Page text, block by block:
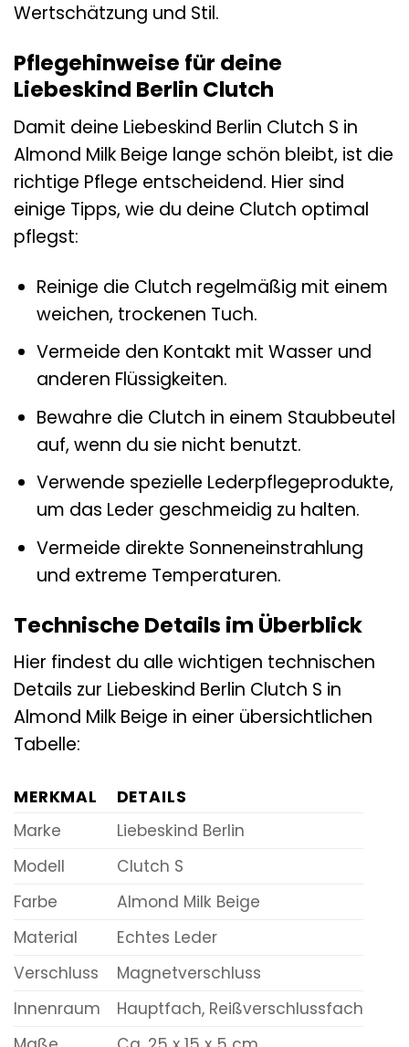
Wertschätzung und Stil.
Pflegehinweise für deine
Liebeskind Berlin Clutch
Damit deine Liebeskind Berlin Clutch S in
Almond Milk Beige lange schön bleibt, ist die
richtige Pflege entscheidend. Hier sind
einige Tipps, wie du deine Clutch optimal
pflegst:
Reinige die Clutch regelmäßig mit einem
weichen, trockenen Tuch.
Vermeide den Kontakt mit Wasser und
anderen Flüssigkeiten.
Bewahre die Clutch in einem Staubbeutel
auf, wenn du sie nicht benutzt.
Verwende spezielle Lederpflegeprodukte,
um das Leder geschmeidig zu halten.
Vermeide direkte Sonneneinstrahlung
und extreme Temperaturen.
Technische Details im Überblick
Hier findest du alle wichtigen technischen
Details zur Liebeskind Berlin Clutch S in
Almond Milk Beige in einer übersichtlichen
Tabelle:
MERKMAL
DETAILS
Marke
Liebeskind Berlin
Modell
Clutch S
Farbe
Almond Milk Beige
Material
Echtes Leder
Verschluss
Magnetverschluss
Innenraum
Hauptfach, Reißverschlussfach